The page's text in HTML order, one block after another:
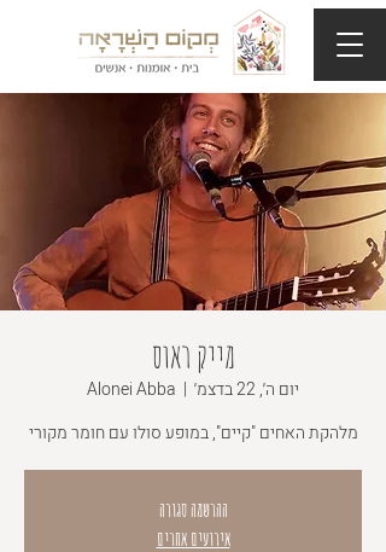
מייק ראוס
יום ה׳, 22 בדצמ׳
  |
Alonei Abba
מלהקת האחים "קיים", במופע סולו עם חומר מקורי
ההרשמה סגורה
אירועים אחרים